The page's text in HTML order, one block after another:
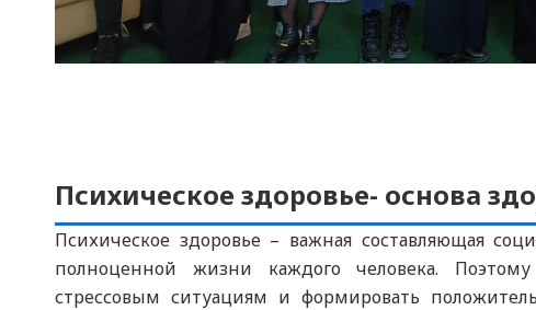
Психическое здоровье- основа
Психическое здоровье – важная составляющая
полноценной жизни каждого человека.
стрессовым ситуациям и формировать